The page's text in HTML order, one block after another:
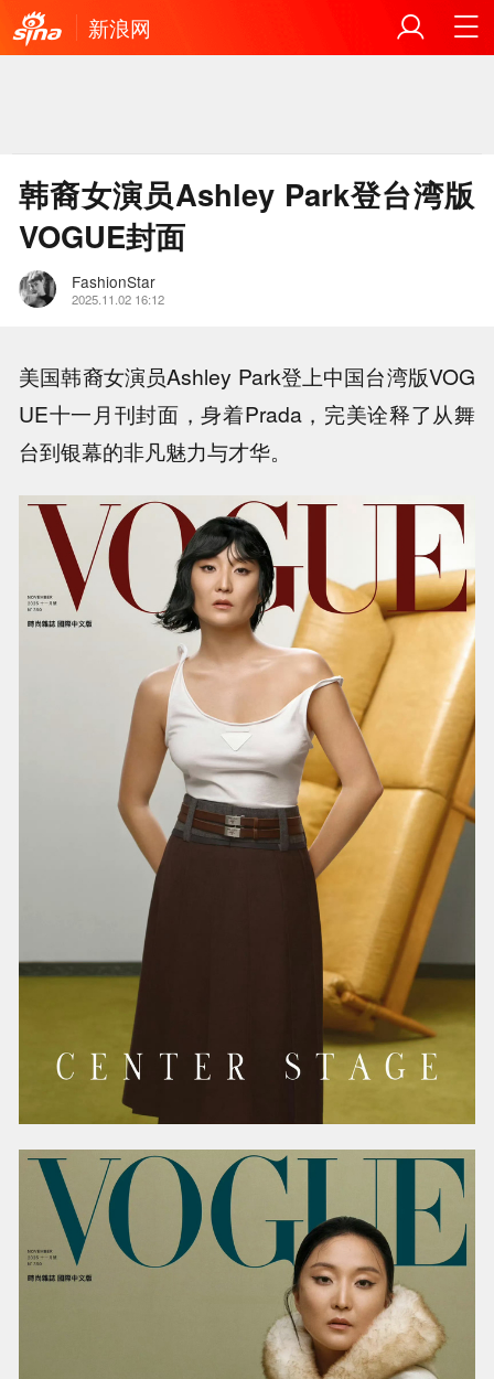
新浪网
韩裔女演员Ashley Park登台湾版
VOGUE封面
FashionStar
2025.11.02 16:12
美国韩裔女演员Ashley Park登上中国台湾版VOG
UE十一月刊封面，身着Prada，完美诠释了从舞
台到银幕的非凡魅力与才华。